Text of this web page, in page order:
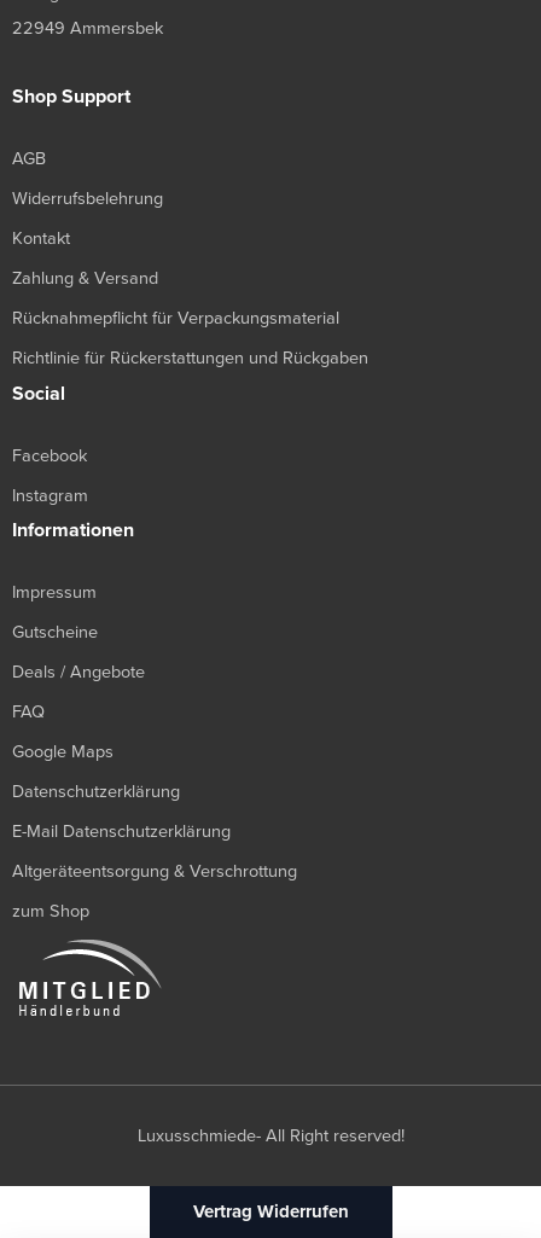
22949 Ammersbek
Shop Support
AGB
Widerrufsbelehrung
Kontakt
Zahlung & Versand
Rücknahmepflicht für Verpackungsmaterial
Richtlinie für Rückerstattungen und Rückgaben
Social
Facebook
Instagram
Informationen
Impressum
Gutscheine
Deals / Angebote
FAQ
Google Maps
Datenschutzerklärung
E-Mail Datenschutzerklärung
Altgeräteentsorgung & Verschrottung
zum Shop
Luxusschmiede- All Right reserved!
Vertrag Widerrufen